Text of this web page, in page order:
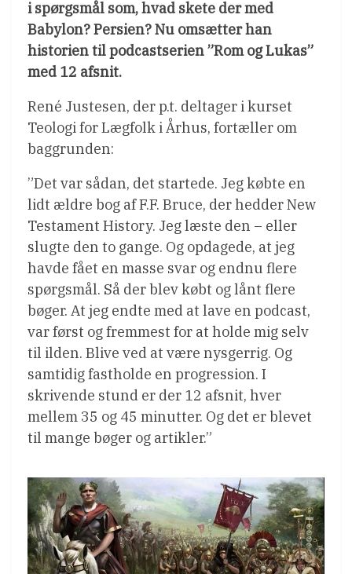
i spørgsmål som, hvad skete der med
Babylon? Persien? Nu omsætter han
historien til podcastserien ”Rom og Lukas”
med 12 afsnit.
René Justesen, der p.t. deltager i kurset
Teologi for Lægfolk i Århus, fortæller om
baggrunden:
”Det var sådan, det startede. Jeg købte en
lidt ældre bog af F.F. Bruce, der hedder New
Testament History. Jeg læste den – eller
slugte den to gange. Og opdagede, at jeg
havde fået en masse svar og endnu flere
spørgsmål. Så der blev købt og lånt flere
bøger. At jeg endte med at lave en podcast,
var først og fremmest for at holde mig selv
til ilden. Blive ved at være nysgerrig. Og
samtidig fastholde en progression. I
skrivende stund er der 12 afsnit, hver
mellem 35 og 45 minutter. Og det er blevet
til mange bøger og artikler.”